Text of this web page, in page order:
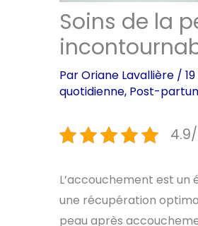
Soins de la
ParOriane Lavallière /
quotidienne, Post-
L’accouchement est un
une récupération
peau après